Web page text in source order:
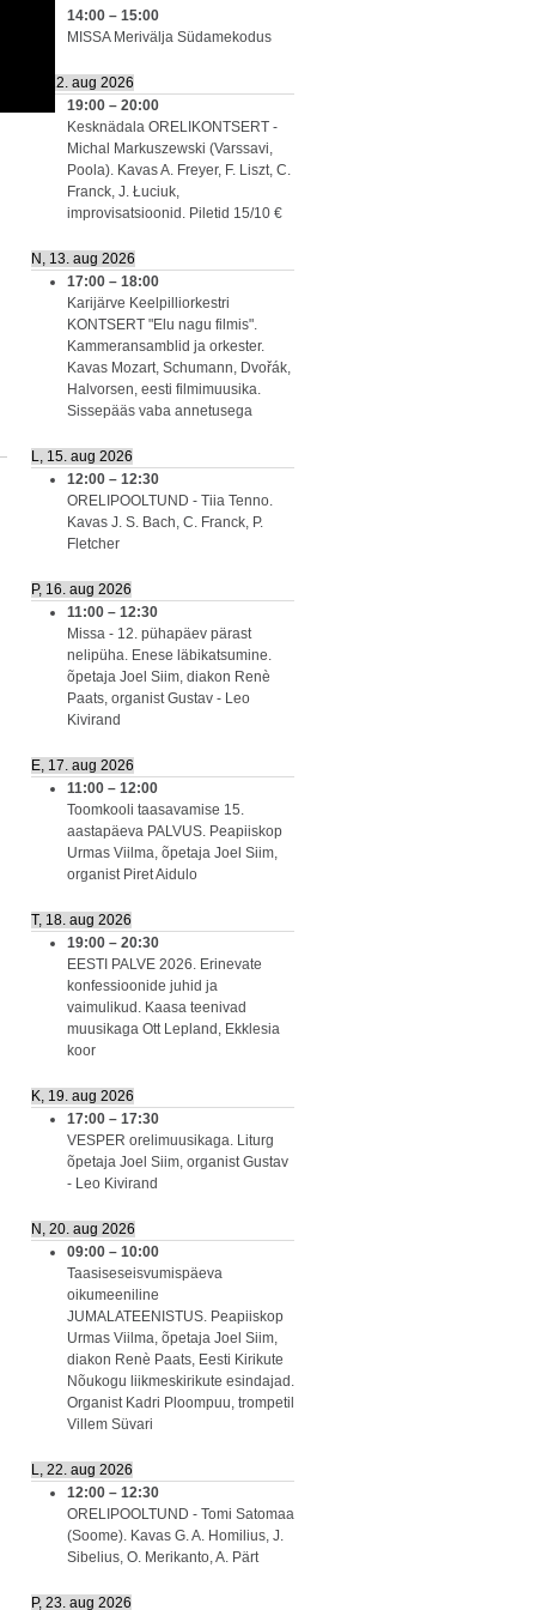
14:00 – 15:00
MISSA Merivälja Südamekodus
K, 12. aug 2026
19:00 – 20:00
Kesknädala ORELIKONTSERT -
Michal Markuszewski (Varssavi,
Poola). Kavas A. Freyer, F. Liszt, C.
Franck, J. Łuciuk,
improvisatsioonid. Piletid 15/10 €
N, 13. aug 2026
17:00 – 18:00
Karijärve Keelpilliorkestri
KONTSERT "Elu nagu filmis".
Kammeransamblid ja orkester.
Kavas Mozart, Schumann, Dvořák,
Halvorsen, eesti filmimuusika.
Sissepääs vaba annetusega
L, 15. aug 2026
12:00 – 12:30
ORELIPOOLTUND - Tiia Tenno.
Kavas J. S. Bach, C. Franck, P.
Fletcher
P, 16. aug 2026
11:00 – 12:30
Missa - 12. pühapäev pärast
nelipüha. Enese läbikatsumine.
õpetaja Joel Siim, diakon Renè
Paats, organist Gustav - Leo
Kivirand
E, 17. aug 2026
11:00 – 12:00
Toomkooli taasavamise 15.
aastapäeva PALVUS. Peapiiskop
Urmas Viilma, õpetaja Joel Siim,
organist Piret Aidulo
T, 18. aug 2026
19:00 – 20:30
EESTI PALVE 2026. Erinevate
konfessioonide juhid ja
vaimulikud. Kaasa teenivad
muusikaga Ott Lepland, Ekklesia
koor
K, 19. aug 2026
17:00 – 17:30
VESPER orelimuusikaga. Liturg
õpetaja Joel Siim, organist Gustav
- Leo Kivirand
N, 20. aug 2026
09:00 – 10:00
Taasiseseisvumispäeva
oikumeeniline
JUMALATEENISTUS. Peapiiskop
Urmas Viilma, õpetaja Joel Siim,
diakon Renè Paats, Eesti Kirikute
Nõukogu liikmeskirikute esindajad.
Organist Kadri Ploompuu, trompetil
Villem Süvari
L, 22. aug 2026
12:00 – 12:30
ORELIPOOLTUND - Tomi Satomaa
(Soome). Kavas G. A. Homilius, J.
Sibelius, O. Merikanto, A. Pärt
P, 23. aug 2026